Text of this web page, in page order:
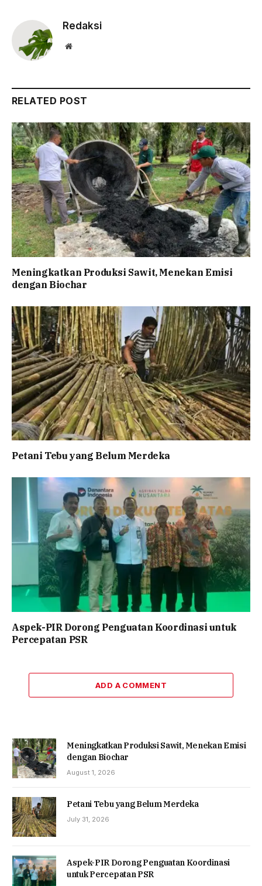
Redaksi
Website
RELATED POST
Meningkatkan Produksi Sawit, Menekan Emisi
dengan Biochar
Petani Tebu yang Belum Merdeka
Aspek-PIR Dorong Penguatan Koordinasi untuk
Percepatan PSR
ADD A COMMENT
Meningkatkan Produksi Sawit, Menekan Emisi
dengan Biochar
August 1, 2026
Petani Tebu yang Belum Merdeka
July 31, 2026
Aspek-PIR Dorong Penguatan Koordinasi
untuk Percepatan PSR